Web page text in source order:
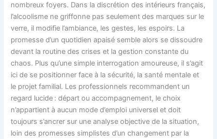
nombreux foyers. Dans la discrétion des intérieurs français,
l’alcoolisme ne griffonne pas seulement des marques sur le
verre, il modifie l’ambiance, les gestes, les espoirs. La
promesse d’un quotidien apaisé semble alors se dissoudre
devant la routine des crises et la gestion constante du
chaos. Plus qu’une simple interrogation amoureuse, il s’agit
ici de se positionner face à la sécurité, la santé mentale et
le projet familial. Les professionnels recommandent un
regard lucide : départ ou accompagnement, le choix
n’appartient à aucun mode d’emploi universel et doit
toujours s’ancrer sur une analyse objective de la situation,
loin des promesses simplistes d’un changement par la